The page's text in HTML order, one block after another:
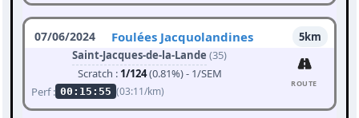
07/06/2024 Foulées Jacquolandines
5km
Saint-Jacques-de-la-Lande (35)
Scratch : 1/124(0.81%) - 1/SEM
Perf : 00:15:55 (03:11/km)
ROUTE